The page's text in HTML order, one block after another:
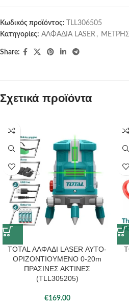
Κωδικός προϊόντος:
TLL306505
Κατηγορίες: ΑΛΦΑΔΙΑ LASER ,
Share:
Σχετικά προϊόντα
TOTAL ΑΛΦΑΔΙ LASER ΑΥΤΟ-
ΟΡΙΖΟΝΤΙΟΥΜΕΝΟ 0-20m
ΠΡΑΣΙΝΕΣ ΑΚΤΙΝΕΣ
(TLL305205)
€169.00